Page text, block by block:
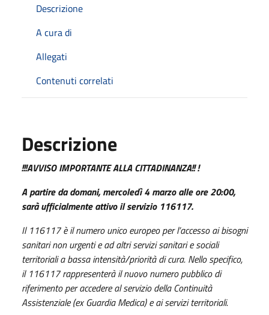
Descrizione
A cura di
Allegati
Contenuti correlati
Descrizione
!!!AVVISO IMPORTANTE ALLA CITTADINANZA!! !
A partire da domani, mercoledì 4 marzo alle ore 20:00,
sarà ufficialmente attivo il servizio 116117.
Il 116117 è il numero unico europeo per l’accesso ai bisogni
sanitari non urgenti e ad altri servizi sanitari e sociali
territoriali abassa intensità/priorità di cura. Nello specifico,
il 116117 rappresenterà il nuovo numero pubblico di
riferimento per accedere alservizio della Continuità
Assistenziale (ex Guardia Medica) e ai servizi territoriali.